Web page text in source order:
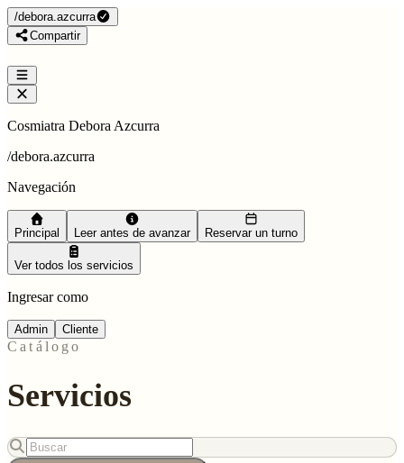
/debora.azcurra
Compartir
Cosmiatra Debora Azcurra
/debora.azcurra
Navegación
Principal Leer antes de avanzar Reservar un turno
Ver todos los servicios
Ingresar como
Admin Cliente
Catálogo
Servicios